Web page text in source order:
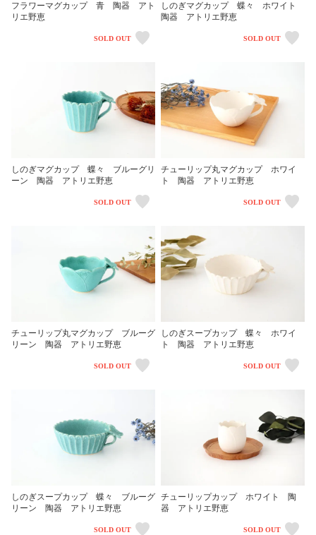
フラワーマグカップ 青 陶器 アト
リエ野恵
SOLD OUT
しのぎマグカップ 蝶々 ホワイト
陶器 アトリエ野恵
SOLD OUT
しのぎマグカップ 蝶々 ブルーグリ
ーン 陶器 アトリエ野恵
SOLD OUT
チューリップ丸マグカップ ホワイ
ト 陶器 アトリエ野恵
SOLD OUT
チューリップ丸マグカップ ブルーグ
リーン 陶器 アトリエ野恵
SOLD OUT
しのぎスープカップ 蝶々 ホワイ
ト 陶器 アトリエ野恵
SOLD OUT
しのぎスープカップ 蝶々 ブルーグ
リーン 陶器 アトリエ野恵
SOLD OUT
チューリップカップ ホワイト 陶
器 アトリエ野恵
SOLD OUT